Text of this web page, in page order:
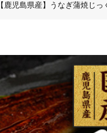
【鹿児島県産】うなぎ蒲焼じ